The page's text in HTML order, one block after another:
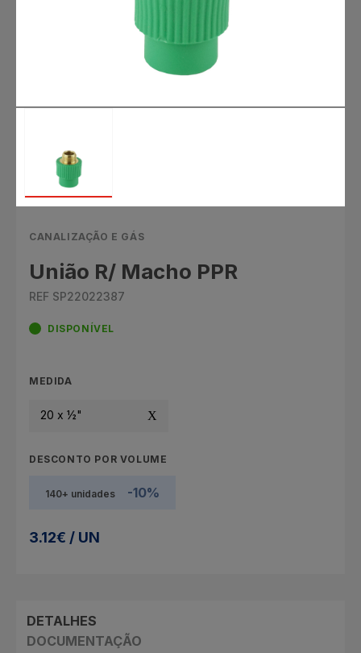
CANALIZAÇÃO E GÁS
União R/ Macho PPR
REF SP22022387
DISPONÍVEL
MEDIDA
20 x ½"
DESCONTO POR VOLUME
140+ unidades -10%
3.12€ / UN
DETALHES
DOCUMENTAÇÃO